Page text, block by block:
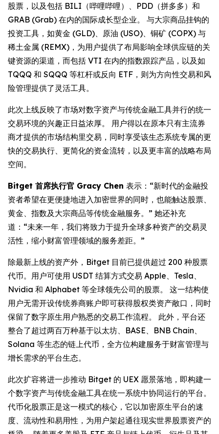
股票，以及包括 BILI（哔哩哔哩）、PDD（拼多多）和
GRAB (Grab) 在内的国际成长型企业。 与大宗商品挂钩的
投资工具，如黄金 (GLD)、原油 (USO)、铜矿 (COPX) 与
稀土金属 (REMX)，为用户提供了布局影响全球供应链的关
键资源的渠道，而包括 VTI 在内的指数跟踪产品，以及如
TQQQ 和 SQQQ 等杠杆或反向 ETF，则为方向性交易和风
险管理提供了灵活工具。
此次上线反映了市场对数字资产与传统金融工具并行的统一
交易环境的兴趣正日益浓厚。 用户得以在原本只有主流券
商才提供的市场结构里交易，同时享受该生态系统专属的更
快的交易执行、更简化的资金流转，以及更丰富的战略布局
空间。
Bitget 首席执行官 Gracy Chen 表示：“新时代的金融投
资者希望在更便捷地进入加密世界的同时，也能触达股票、
黄金、指数及大宗商品等传统金融服务。” 她还补充
道：“未来一年，我们将致力于提升全球多种资产的交易灵
活性，缩小财富管理领域的服务差距。”
除最新上线的资产外，Bitget 目前已提供超过 200 种股票
代币。用户可使用 USDT 结算方式交易 Apple、Tesla、
Nvidia 和 Alphabet 等全球领先公司的股票。 这一结构使
用户无需开设传统券商账户即可获得股权类资产敞口，同时
保留了数字原生用户熟悉的交易工作流程。 此外，平台还
整合了超过两百万种基于以太坊、BASE、BNB Chain、
Solana 等生态的链上代币，全方位构建服务于财富管理与
增长需求的平台生态。
此次扩容将进一步推动 Bitget 的 UEX 愿景落地，即构建一
个数字资产与传统金融工具在统一系统中协同运行的平台。
代币化股票正是这一模式的核心，它以加密原生平台的速
度、流动性和易用性，为用户架起通往现实世界股票资产的